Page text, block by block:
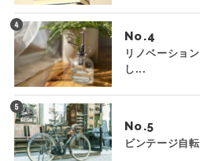
No.
リノベーショ
し...
No.
ビンテージ自